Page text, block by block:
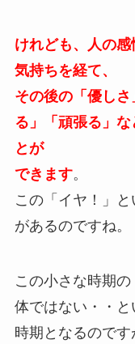
けれども、人の
気持ちを経て、
その後の「優し
る」「頑張る」
とが
できます。
この「イヤ！」
があるのですね。
この小さな時期
体ではない・・
時期となるのです